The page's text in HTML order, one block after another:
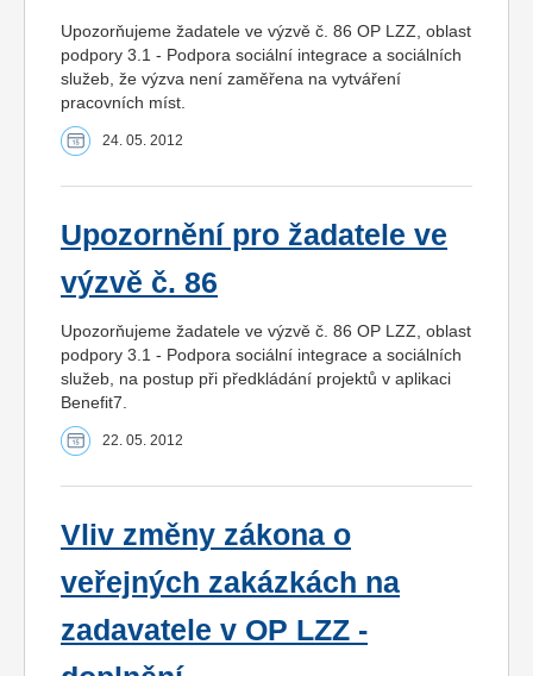
Upozorňujeme žadatele ve výzvě č. 86 OP LZZ, oblast
podpory 3.1 - Podpora sociální integrace a sociálních
služeb, že výzva není zaměřena na vytváření
pracovních míst.
24. 05. 2012
Upozornění pro žadatele ve
výzvě č. 86
Upozorňujeme žadatele ve výzvě č. 86 OP LZZ, oblast
podpory 3.1 - Podpora sociální integrace a sociálních
služeb, na postup při předkládání projektů v aplikaci
Benefit7.
22. 05. 2012
Vliv změny zákona o
veřejných zakázkách na
zadavatele v OP LZZ -